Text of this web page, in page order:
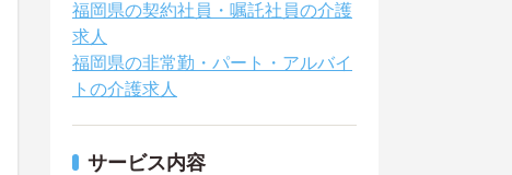
福岡県の契約社員・嘱託社員の介護
求人
福岡県の非常勤・パート・アルバイ
トの介護求人
サービス内容